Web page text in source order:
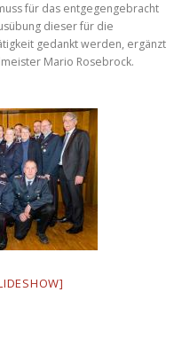
für das entgegengebracht
dieser für die
gedankt werden, ergänzt
Mario Rosebrock.